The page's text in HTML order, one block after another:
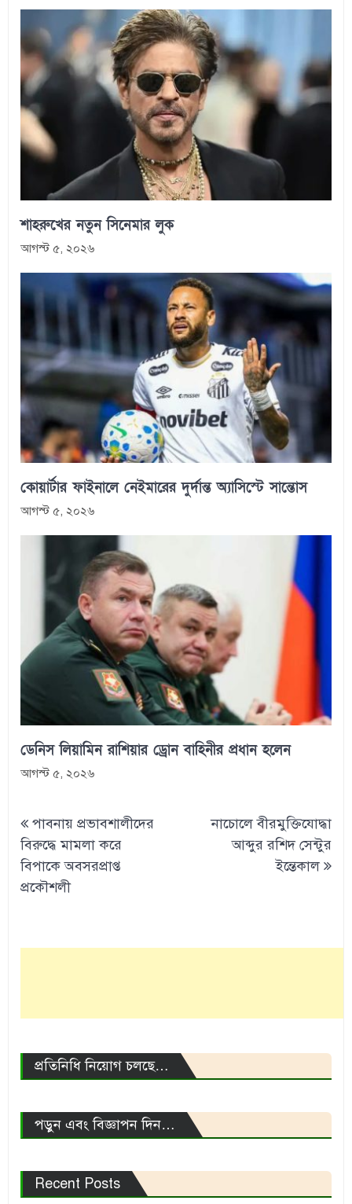
শাহরুখের নতুন সিনেমার লুক
আগস্ট ৫, ২০২৬
কোয়ার্টার ফাইনালে নেইমারের দুর্দান্ত অ্যাসিস্টে সান্তোস
আগস্ট ৫, ২০২৬
ডেনিস লিয়ামিন রাশিয়ার ড্রোন বাহিনীর প্রধান হলেন
আগস্ট ৫, ২০২৬
navigation
পাবনায় প্রভাবশালীদের
বিরুদ্ধে মামলা করে
বিপাকে অবসরপ্রাপ্ত
প্রকৌশলী
নাচোলে বীরমুক্তিযোদ্ধা
আব্দুর রশিদ সেন্টুর
ইন্তেকাল
প্রতিনিধি নিয়োগ চলছে…
পড়ুন এবং বিজ্ঞাপন দিন…
Recent Posts